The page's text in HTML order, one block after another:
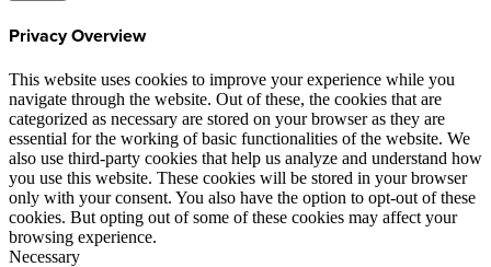
Privacy Overview
This website uses cookies to improve your experience while you
navigate through the website. Out of these, the cookies that are
categorized as necessary are stored on your browser as they are
essential for the working of basic functionalities of the website. We
also use third-party cookies that help us analyze and understand how
you use this website. These cookies will be stored in your browser
only with your consent. You also have the option to opt-out of these
cookies. But opting out of some of these cookies may affect your
browsing experience.
Necessary